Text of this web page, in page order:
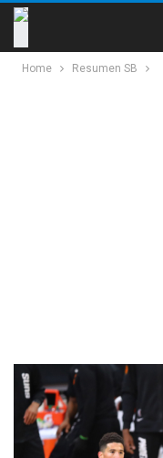
Home Resumen SB